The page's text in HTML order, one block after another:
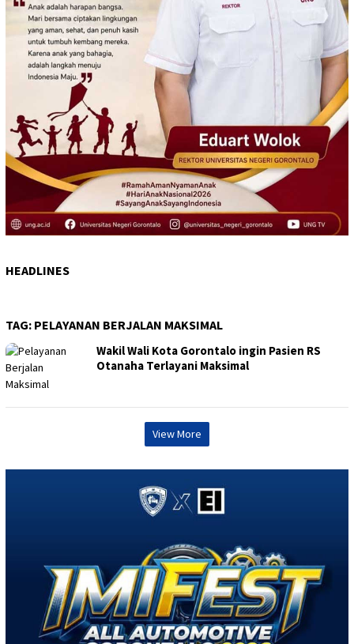
HEADLINES
TAG: PELAYANAN BERJALAN MAKSIMAL
Wakil Wali Kota Gorontalo ingin Pasien RS
Otanaha Terlayani Maksimal
View More